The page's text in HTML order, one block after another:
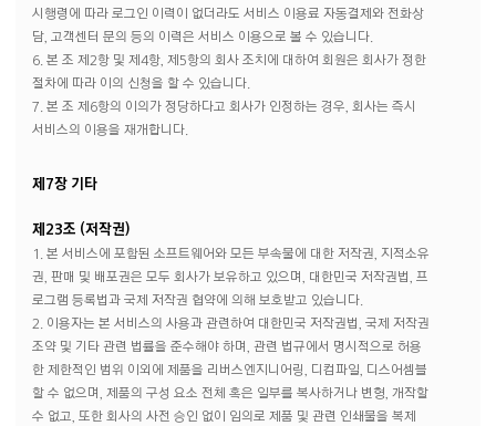
시행령에 따라 로그인 이력이 없더라도 서비스 이용료 자동결제와 전화상
담, 고객센터 문의 등의 이력은 서비스 이용으로 볼 수 있습니다.
6. 본 조 제2항 및 제4항, 제5항의 회사 조치에 대하여 회원은 회사가 정한
절차에 따라 이의 신청을 할 수 있습니다.
7. 본 조 제6항의 이의가 정당하다고 회사가 인정하는 경우, 회사는 즉시
서비스의 이용을 재개합니다.
제7장 기타
제23조 (저작권)
1. 본 서비스에 포함된 소프트웨어와 모든 부속물에 대한 저작권, 지적소유
권, 판매 및 배포권은 모두 회사가 보유하고 있으며, 대한민국 저작권법, 프
로그램 등록법과 국제 저작권 협약에 의해 보호받고 있습니다.
2. 이용자는 본 서비스의 사용과 관련하여 대한민국 저작권법, 국제 저작권
조약 및 기타 관련 법률을 준수해야 하며, 관련 법규에서 명시적으로 허용
한 제한적인 범위 이외에 제품을 리버스엔지니어링, 디컴파일, 디스어셈블
할 수 없으며, 제품의 구성 요소 전체 혹은 일부를 복사하거나 변형, 개작할
수 없고, 또한 회사의 사전 승인 없이 임의로 제품 및 관련 인쇄물을 복제